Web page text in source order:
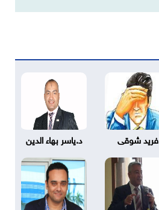
فريد شوقى د.ياسر بهاء الدين